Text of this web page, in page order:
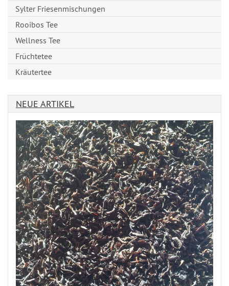
Sylter Friesenmischungen
Rooibos Tee
Wellness Tee
Früchtetee
Kräutertee
NEUE ARTIKEL